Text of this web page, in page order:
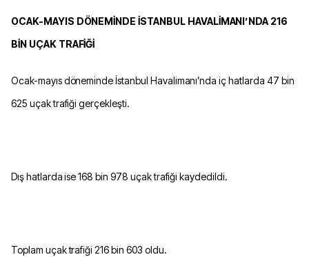
OCAK-MAYIS DÖNEMİNDE İSTANBUL HAVALİMANI’NDA 216
BİN UÇAK TRAFİĞİ
Ocak-mayıs döneminde İstanbul Havalimanı’nda iç hatlarda 47 bin
625 uçak trafiği gerçekleşti.
Dış hatlarda ise 168 bin 978 uçak trafiği kaydedildi.
Toplam uçak trafiği 216 bin 603 oldu.